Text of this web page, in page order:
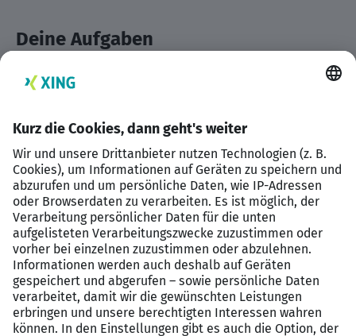
Deine Aufgaben
Nachhaltige Finanzlösungen erarbeiten
Dein Profil
Kaufmännische Ausbildung
Erste Vertriebserfahrungen
Menschen begeistern können